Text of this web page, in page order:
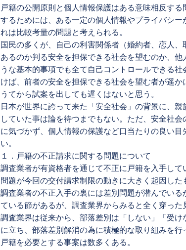
戸籍の公開原則と個人情報保護はある意味相反す
するためには、ある一定の個人情報やプライバシ
れは比較考量の問題と考えられる。
国民の多くが、自己の利害関係者（婚約者、恋人
あるのか判る安全を担保できる社会を望むのか、
うな基本的事項でも全て自己コントロールできる
けば、前者の安全を担保できる社会を望む者が遥
うてから試案を出しても遅くはないと思う。
日本が世界に誇って来た「安全社会」の背景に、
していた事は論を待つまでもない。ただ、安全社
に気づかず、個人情報の保護など口当たりの良い
い。
１．戸籍の不正請求に関する問題について
調査業者が有資格者を通じて不正に戸籍を入手し
問題が今回の交付請求制限の動きに大きく起因し
調査業者の不正入手の裏には差別問題が潜んでい
ている節があるが、調査業界からみると全く穿った
調査業界は従来から、部落差別は「しない」「受
に立ち、部落差別解消の為に積極的な取り組みを
戸籍を必要とする事案は数多くある。